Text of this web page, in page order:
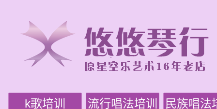
k歌培训 流行唱法培训 民族唱法